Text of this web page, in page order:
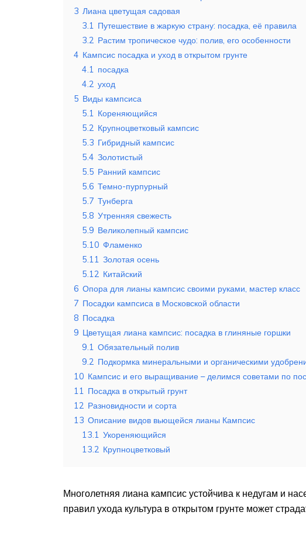
3 Лиана цветущая садовая
3.1
Путешествие в жаркую страну: посадка, её правила
3.2 Растим тропическое чудо: полив, его особенности
4 Кампсис посадка и уход в открытом грунте
4.1
посадка
4.2 уход
5 Виды кампсиса
5.1
Кореняющийся
5.2 Крупноцветковый кампсис
5.3 Гибридный кампсис
5.4 Золотистый
5.5 Ранний кампсис
5.6 Темно-пурпурный
5.7 Тунберга
5.8 Утренняя свежесть
5.9 Великолепный кампсис
5.10 Фламенко
5.11 Золотая осень
5.12 Китайский
6 Опора для лианы кампсис своими руками, мастер класс
7 Посадки кампсиса в Московской области
8 Посадка
9 Цветущая лиана кампсис: посадка в глиняные горшки
9.1 Обязательный полив
9.2 Подкормка минеральными и органическими
10 Кампсис и его выращивание – делимся советами по
11
Посадка в открытый грунт
12 Разновидности и сорта
13 Описание видов вьющейся лианы Кампсис
13.1 Укореняющийся
13.2 Крупноцветковый
Многолетняя лиана кампсис устойчива к недугам и
правил ухода культура в открытом грунте может